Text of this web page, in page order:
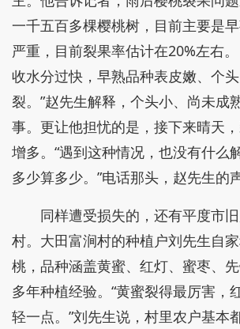
一千五百多棵樱桃树，目前主要是
严重，目前裂果率估计在20%左右
收水分过快，早熟品种表皮嫩、个
裂。”赵先生解释，个头小、尚未成
事。更让他担忧的是，接下来晴天
增多。“遇到这种情况，也没有什么
多少算多少。”电话那头，赵先生的
同样遭受损失的，还有平度市
村。大田富涧村的种植户刘先生自
桃，品种涵盖黄蜜、红灯、蜜枣、
多年种植经验。“黄蜜裂得最厉害，
轻一点。”刘先生说，村里农户基本